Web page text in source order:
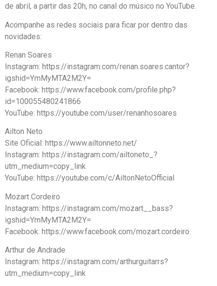
de abril, a partir das 20h, no canal do músico no YouTube.
Acompanhe as redes sociais para ficar por dentro das
novidades:
Renan Soares
Instagram: https://instagram.com/renan.soares.cantor?
igshid=YmMyMTA2M2Y=
Facebook: https://www.facebook.com/profile.php?
id=100055480241866
YouTube: https://youtube.com/user/renanhosoares
Ailton Neto
Site Oficial: https://www.ailtonneto.net/
Instagram: https://instagram.com/ailtoneto_?
utm_medium=copy_link
YouTube: https://youtube.com/c/AiltonNetoOfficial
Mozart Cordeiro
Instagram: https://instagram.com/mozart__bass?
igshid=YmMyMTA2M2Y=
Facebook: https://www.facebook.com/mozart.cordeiro
Arthur de Andrade
Instagram: https://instagram.com/arthurguitarrs?
utm_medium=copy_link